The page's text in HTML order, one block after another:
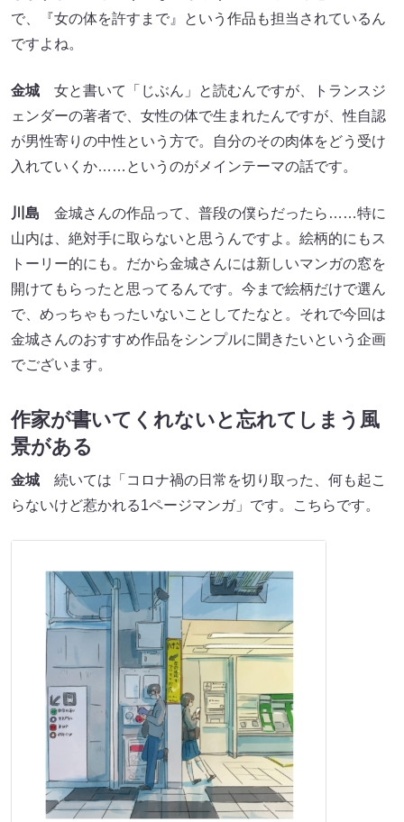
で、『女の体を許すまで』という作品も担当されているん
ですよね。
金城 女と書いて「じぶん」と読むんですが、トランスジ
ェンダーの著者で、女性の体で生まれたんですが、性自認
が男性寄りの中性という方で。自分のその肉体をどう受け
入れていくか……というのがメインテーマの話です。
川島 金城さんの作品って、普段の僕らだったら……特に
山内は、絶対手に取らないと思うんですよ。絵柄的にもス
トーリー的にも。だから金城さんには新しいマンガの窓を
開けてもらったと思ってるんです。今まで絵柄だけで選ん
で、めっちゃもったいないことしてたなと。それで今回は
金城さんのおすすめ作品をシンプルに聞きたいという企画
でございます。
作家が書いてくれないと忘れてしまう風
景がある
金城 続いては「コロナ禍の日常を切り取った、何も起こ
らないけど惹かれる1ページマンガ」です。こちらです。